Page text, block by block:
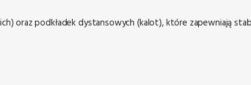
oraz podkładek dystansowych (kalot), które zapewniają